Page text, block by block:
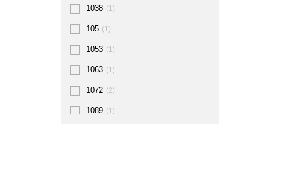
1038 (1)
105 (1)
1053 (1)
1063 (1)
1072 (2)
1089 (1)